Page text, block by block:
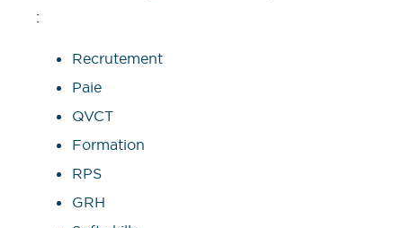
:
Recrutement
Paie
QVCT
Formation
RPS
GRH